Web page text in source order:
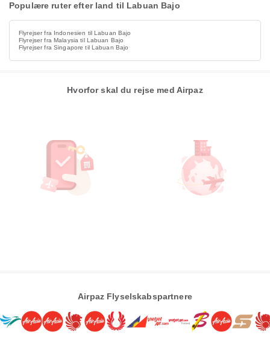
Populære ruter efter land til Labuan Bajo
Flyrejser fra Indonesien til Labuan Bajo
Flyrejser fra Malaysia til Labuan Bajo
Flyrejser fra Singapore til Labuan Bajo
Hvorfor skal du rejse med Airpaz
Airpaz Flyselskabspartnere